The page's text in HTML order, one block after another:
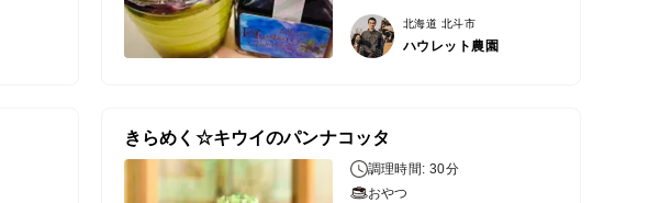
北海道 北斗市
ハウレット農園
きらめく☆キウイのパンナコッタ
調理時間: 30分
おやつ